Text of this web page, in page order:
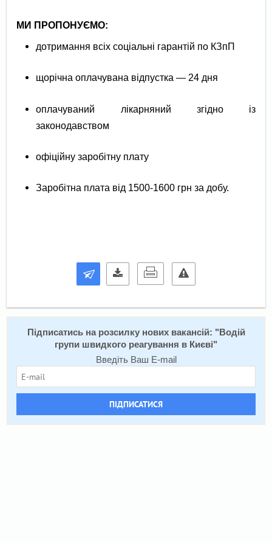
МИ ПРОПОНУЄМО:
дотримання всіх соціальні гарантій по КЗпП
щорічна оплачувана відпустка — 24 дня
оплачуваний лікарняний згідно із
законодавством
офіційну заробітну плату
Заробітна плата від 1500-1600 грн за добу.
Підписатись на розсилку нових вакансій: " Водій
групи швидкого реагування в Києві"
Введіть Ваш E-mail
ПІДПИСАТИСЯ